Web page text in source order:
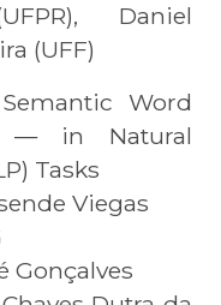
Daniel
(UFF)
Word
— in Natural
Tasks
Viegas
Gonçalves